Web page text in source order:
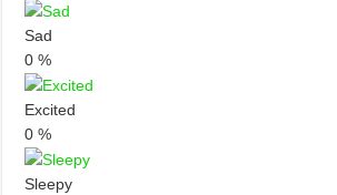
Sad
0 %
Excited
0 %
Sleepy